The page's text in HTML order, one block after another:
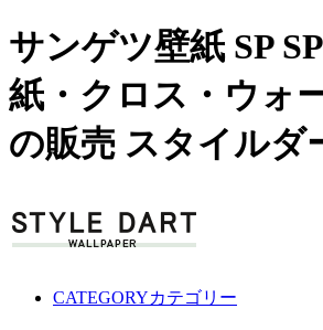
サンゲツ壁紙 SP
紙・クロス・ウォ
の販売 スタイルダ
CATEGORYカテゴリー